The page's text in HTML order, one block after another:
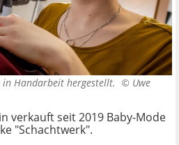
in Handarbeit hergestellt. © Uwe
verkauft seit 2019 Baby-Mode
"Schachtwerk".